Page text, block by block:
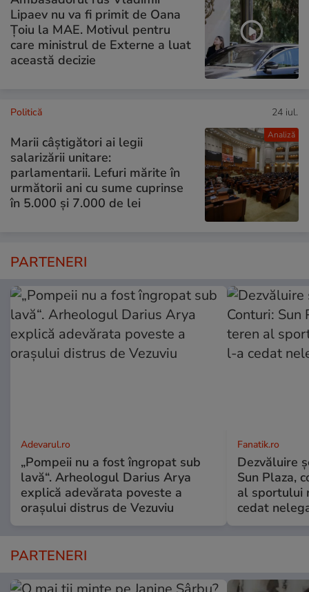
Lipaev nu va fi primit de Oana
Țoiu la MAE. Motivul pentru
care ministrul de Externe a luat
această decizie
Analiză
Politică 24 iul.
Marii câștigători ai legii
salarizării unitare:
parlamentarii. Lefuri mărite în
următorii ani cu sume cuprinse
în 5.000 și 7.000 de lei
PARTENERI
Adevarul.ro
„Pompeii nu a fost îngropat sub
lavă“. Arheologul Darius Arya
explică adevărata poveste a
orașului distrus de Vezuviu
Fanatik.ro
Dezvăluire
Sun Plaza,
al sportului
cedat
PARTENERI